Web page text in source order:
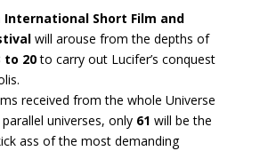
International Short Film and
will arouse from the depths of
to 20to carry out Lucifer’s conquest
received from the whole Universe
universes, only61 will be the
ass of the most demanding